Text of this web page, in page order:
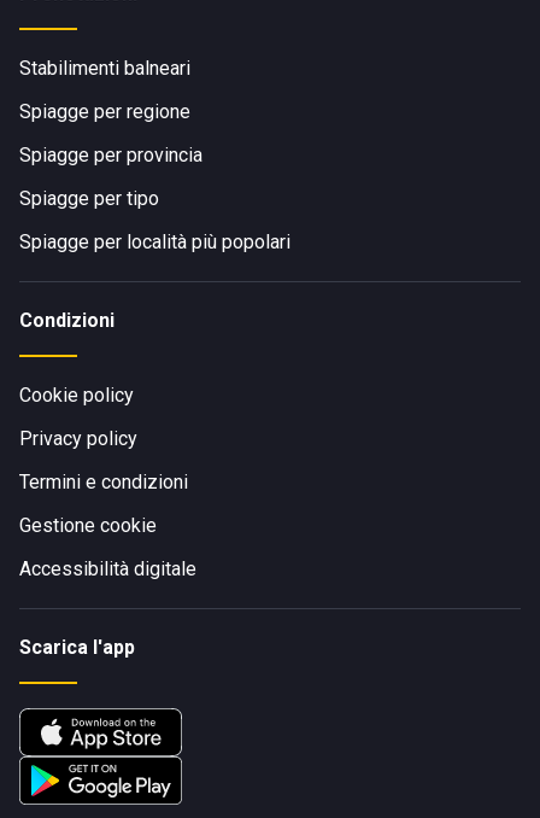
Stabilimenti balneari
Spiagge per regione
Spiagge per provincia
Spiagge per tipo
Spiagge per località più popolari
Condizioni
Cookie policy
Privacy policy
Termini e condizioni
Gestione cookie
Accessibilità digitale
Scarica l'app